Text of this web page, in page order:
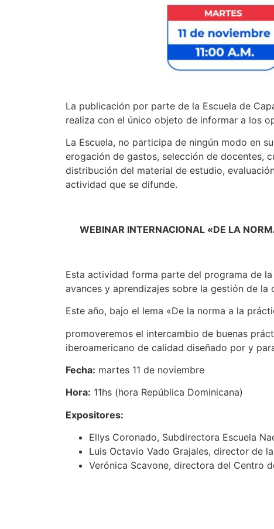
La publicación por parte de la Escuela de
realiza con el único objeto de informar a los
La Escuela, no participa de ningún modo en
erogación de gastos, selección de docentes,
distribución del material de estudio,
actividad que se difunde.
WEBINAR INTERNACIONAL «DE LA
Esta actividad forma parte del programa de
avances y aprendizajes sobre la gestión de
Este año, bajo el lema «De la norma a la
promoveremos el intercambio de buenas
iberoamericano de calidad diseñado por y
Fecha: martes 11 de noviembre
Hora: 11hs (hora República Dominicana)
Expositores:
Ellys Coronado, Subdirectora Escuela
Luis Octavio Vado Grajales, director de
Verónica Scavone, directora del Centro